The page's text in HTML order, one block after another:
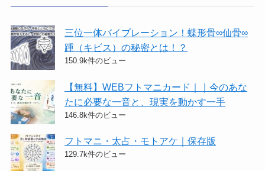
三位一体バイブレーション！蝶形骨∞仙骨∞
踵（キビス）の秘密とは！？
150.9k件のビュー
【無料】WEBフトマニカード｜｜今のあな
たに必要な一音と、現実を動かす一手
146.8k件のビュー
フトマニ・太占・モトアケ｜保存版
129.7k件のビュー